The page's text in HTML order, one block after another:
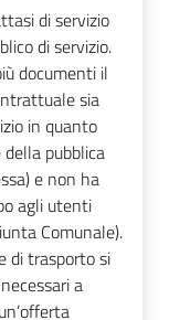
di servizio
di servizio.
documenti il
sia
in quanto
pubblica
e non ha
agli utenti
Comunale).
di trasporto si
a